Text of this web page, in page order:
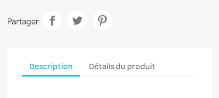
Partager
Description Détails du produit